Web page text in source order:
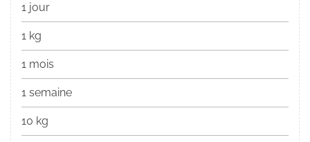
1 jour
1 kg
1 mois
1 semaine
10 kg